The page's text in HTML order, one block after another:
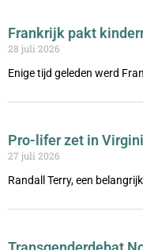
Frankrijk pakt
28 juli 2026
Enige tijd geleden werd
Pro-lifer zet in
27 juli 2026
Randall Terry, een